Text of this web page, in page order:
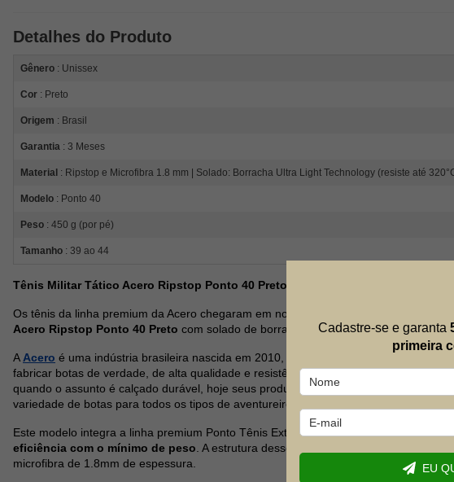
Detalhes do Produto
Gênero : Unissex
Cor : Preto
Origem : Brasil
Garantia : 3 Meses
Material : Ripstop e Microfibra 1.8 mm | Solado: Borracha Ultra Light Technology (resiste até
Modelo : Ponto 40
Peso : 450 g (por pé)
Tamanho : 39 ao 44
Tênis Militar Tático Acero Ripstop Ponto 40 Preto
Os tênis da linha premium da Acero chegaram em nossa loja com grandes
Acero Ripstop Ponto 40 Preto com solado de borracha Ultra Light, palmilha em
AAcero é uma indústria brasileira nascida em 2010, dentro de uma pequena casa. A
fabricar botas de verdade, de alta qualidade e resistência. Ao longo dos anos, a
quando o assunto é calçado durável, hoje seus produtos atendem todo o mercado
variedade de botas para todos os tipos de aventureiros.
Este modelo integra a linha premium Ponto Tênis Extra Leves, uma coleção
eficiência com o mínimo de peso. A estrutura desse tênis é composta por dois
microfibra de 1.8mm de espessura.
Cadastre-se e garanta
primeira
EU